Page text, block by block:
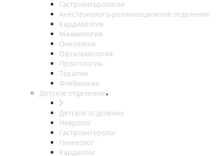
Гастроэнторология
Анестезиолого-реанимационное отделение
Кардиология
Маммология
Онкология
Офтальмология
Проктология
Терапия
Флебология
Детское отделение
Детское отделение
Невролог
Гастроэнтеролог
Гинеколог
Кардиолог